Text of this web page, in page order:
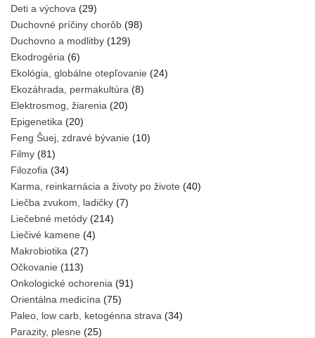
Deti a výchova (29)
Duchovné príčiny chorôb (98)
Duchovno a modlitby (129)
Ekodrogéria (6)
Ekológia, globálne otepľovanie (24)
Ekozáhrada, permakultúra (8)
Elektrosmog, žiarenia (20)
Epigenetika (20)
Feng Šuej, zdravé bývanie (10)
Filmy (81)
Filozofia (34)
Karma, reinkarnácia a životy po živote (40)
Liečba zvukom, ladičky (7)
Liečebné metódy (214)
Liečivé kamene (4)
Makrobiotika (27)
Očkovanie (113)
Onkologické ochorenia (91)
Orientálna medicína (75)
Paleo, low carb, ketogénna strava (34)
Parazity, plesne (25)